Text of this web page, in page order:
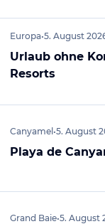
Europa•5. August
Urlaub ohne
Resorts
Canyamel•5. August
Playa de
Grand Baie•5. August